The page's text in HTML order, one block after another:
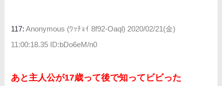
117:Anonymous (ﾜｯﾁｮｲ 8f92-Oaql) 2020/02/21(金)
11:00:18.35 ID:bDo6eM/n0
あと主人公が17歳って後で知ってビビった